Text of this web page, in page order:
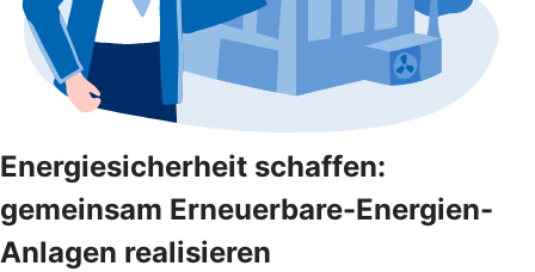
Energiesicherheit schaffen:
gemeinsam Erneuerbare-Energien-
Anlagen realisieren